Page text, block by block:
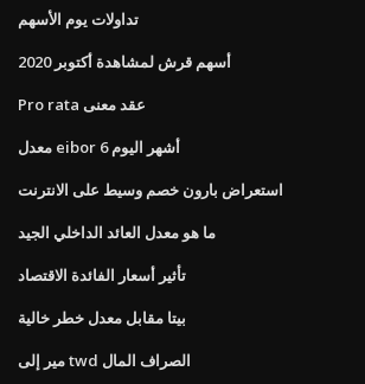
تداولات يوم الأسهم
أسهم قرش لمشاهدة أكتوبر 2020
Pro rata عقد معنى
معدل eibor 6 أشهر اليوم
استعراض بارون خصم وسيط على الانترنت
ما هو معدل العائد الداخلي الجيد
تأثير أسعار الفائدة الاقتصاد
بيتا مقابل معدل خطر خالية
مير إلى twd الصراف المال